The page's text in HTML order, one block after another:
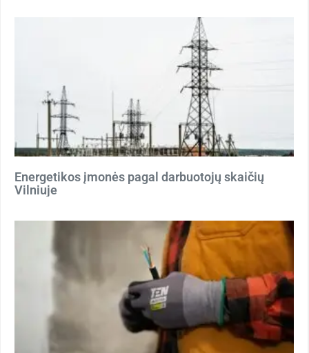
Energetikos įmonės pagal darbuotojų skaičių
Vilniuje